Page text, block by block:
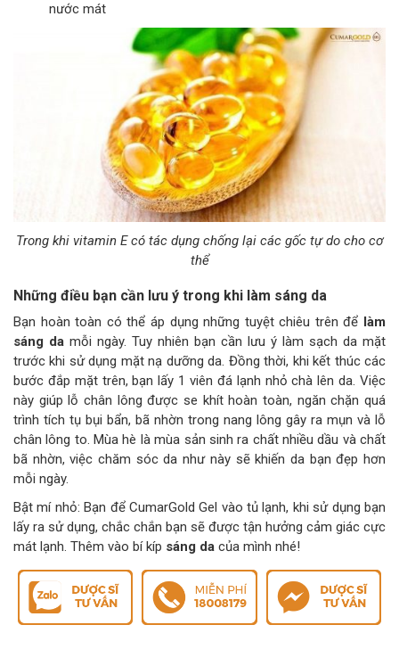
nước mát
Trong khi vitamin E có tác dụng chống lại các gốc tự do cho cơ
thể
Những điều bạn cần lưu ý trong khi làm sáng da
Bạn hoàn toàn có thể áp dụng những tuyệt chiêu trên để làm
sáng da mỗi ngày. Tuy nhiên bạn cần lưu ý làm sạch da mặt
trước khi sử dụng mặt nạ dưỡng da. Đồng thời, khi kết thúc các
bước đắp mặt trên, bạn lấy 1 viên đá lạnh nhỏ chà lên da. Việc
này giúp lỗ chân lông được se khít hoàn toàn, ngăn chặn quá
trình tích tụ bụi bẩn, bã nhờn trong nang lông gây ra mụn và lỗ
chân lông to. Mùa hè là mùa sản sinh ra chất nhiều dầu và chất
bã nhờn, việc chăm sóc da như này sẽ khiến da bạn đẹp hơn
mỗi ngày.
Bật mí nhỏ: Bạn để CumarGold Gel vào tủ lạnh, khi sử dụng bạn
lấy ra sử dụng, chắc chắn bạn sẽ được tận hưởng cảm giác cực
mát lạnh. Thêm vào bí kíp sáng da của mình nhé!